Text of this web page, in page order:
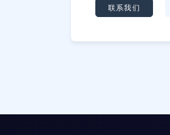
联系我们